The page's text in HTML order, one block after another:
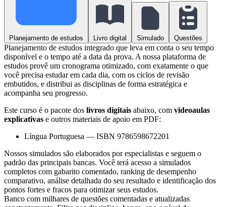
Planejamento de estudos Livro digital Simulado Questões
Planejamento de estudos integrado que leva em conta o seu tempo
disponível e o tempo até a data da prova. A nossa plataforma de
estudos provê um cronograma otimizado, com exatamente o que
você precisa estudar em cada dia, com os ciclos de revisão
embutidos, e distribui as disciplinas de forma estratégica e
acompanha seu progresso.
Este curso é o pacote dos livros digitais abaixo, com videoaulas
explicativas e outros materiais de apoio em PDF:
Língua Portuguesa — ISBN 9786598672201
Nossos simulados são elaborados por especialistas e seguem o
padrão das principais bancas. Você terá acesso a simulados
completos com gabarito comentado, ranking de desempenho
comparativo, análise detalhada do seu resultado e identificação dos
pontos fortes e fracos para otimizar seus estudos.
Banco com milhares de questões comentadas e atualizadas